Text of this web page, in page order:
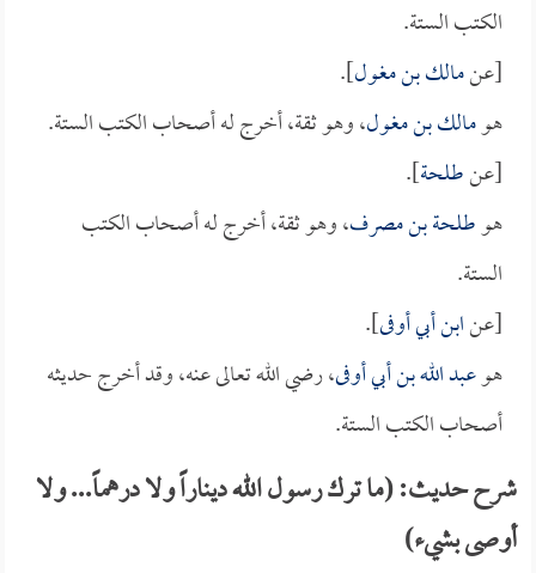
الكتب الستة.
[عنمالك بن مغول].
هومالك بن مغول، وهو ثقة، أخرج له أصحاب الكتب الستة.
[عنطلحة].
هوطلحة بن مصرف، وهو ثقة، أخرج له أصحاب الكتب
الستة.
[عنابن أبي أوفى].
هوعبد الله بن أبي أوفى، رضي الله تعالى عنه، وقد أخرج حديثه
أصحاب الكتب الستة.
شرح حديث: (ما ترك رسول الله ديناراً ولا درهماً... ولا
أوصى بشيء)